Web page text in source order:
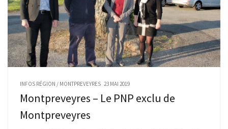
INFOS RÉGION / MONTPREVEYRES 23 MAI 2019
Montpreveyres – Le PNP exclu de
Montpreveyres